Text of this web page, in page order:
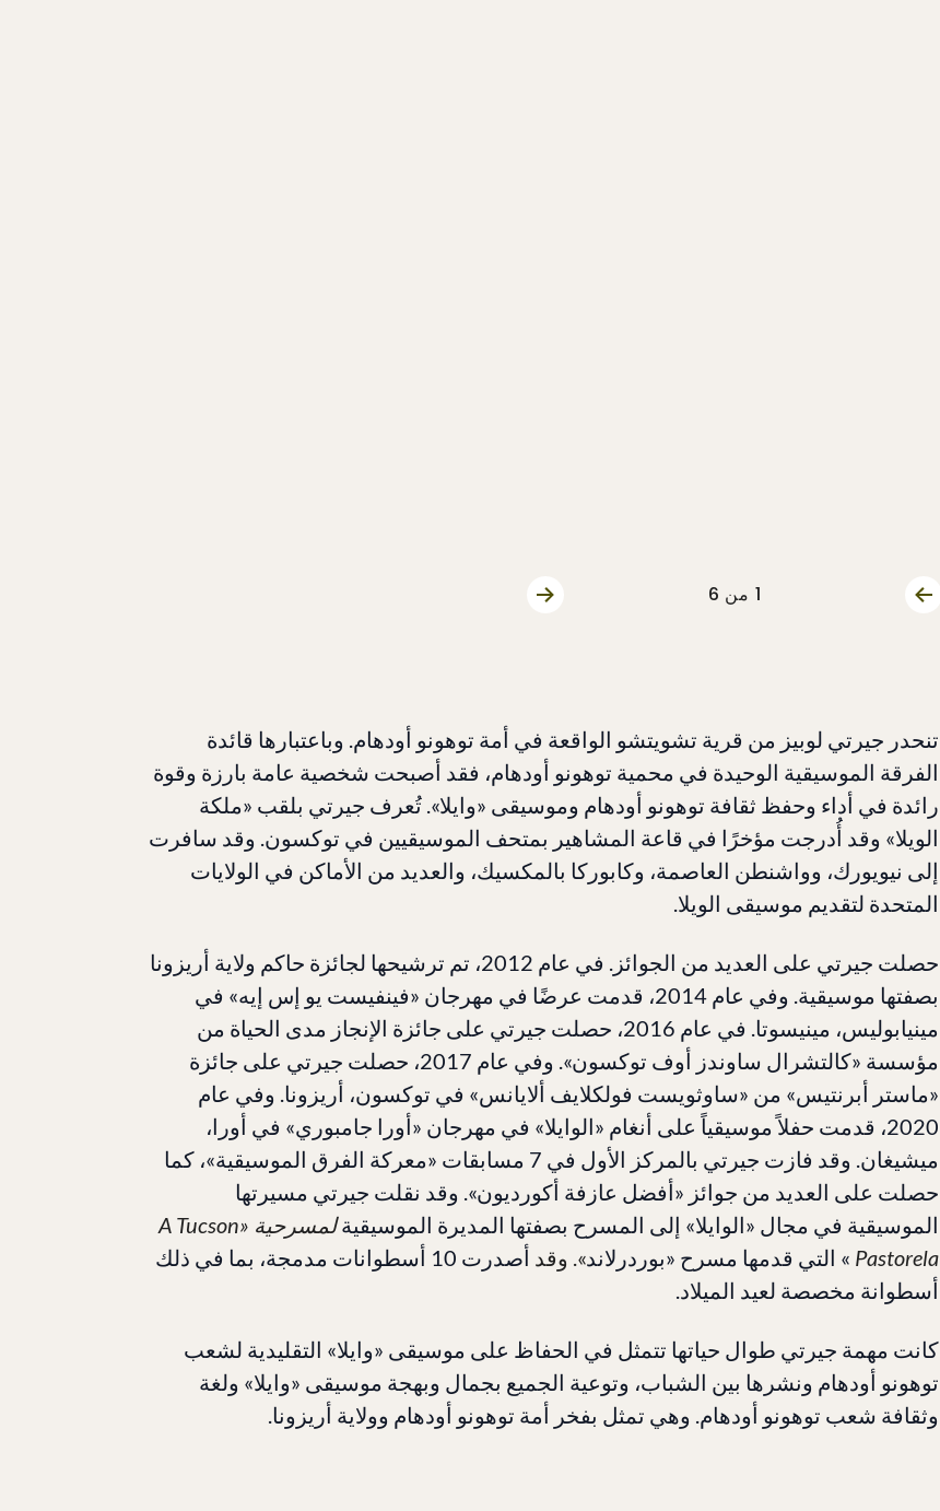
الشريحة السابقة
1 من 6
الشريحة التالية
تنحدر جيرتي لوبيز من قرية تشويتشو الواقعة في أمة توهونو أودهام. وباعتبارها قائدة
الفرقة الموسيقية الوحيدة في محمية توهونو أودهام، فقد أصبحت شخصية عامة بارزة وقوة
رائدة في أداء وحفظ ثقافة توهونو أودهام وموسيقى «وايلا». تُعرف جيرتي بلقب «ملكة
الويلا» وقد أُدرجت مؤخرًا في قاعة المشاهير بمتحف الموسيقيين في توكسون. وقد سافرت
إلى نيويورك، وواشنطن العاصمة، وكابوركا بالمكسيك، والعديد من الأماكن في الولايات
المتحدة لتقديم موسيقى الويلا.
حصلت جيرتي على العديد من الجوائز. في عام 2012، تم ترشيحها لجائزة حاكم ولاية أريزونا
بصفتها موسيقية. وفي عام 2014، قدمت عرضًا في مهرجان «فينفيست يو إس إيه» في
مينيابوليس، مينيسوتا. في عام 2016، حصلت جيرتي على جائزة الإنجاز مدى الحياة من
مؤسسة «كالتشرال ساوندز أوف توكسون». وفي عام 2017، حصلت جيرتي على جائزة
«ماستر أبرنتيس» من «ساوثويست فولكلايف ألايانس» في توكسون، أريزونا. وفي عام
2020، قدمت حفلاً موسيقياً على أنغام «الوايلا» في مهرجان «أورا جامبوري» في أورا،
ميشيغان. وقد فازت جيرتي بالمركز الأول في 7 مسابقات «معركة الفرق الموسيقية»، كما
حصلت على العديد من جوائز «أفضل عازفة أكورديون». وقد نقلت جيرتي مسيرتها
الموسيقية في مجال «الوايلا» إلى المسرح بصفتها المديرة الموسيقية
لمسرحية «A Tucson
Pastorela » التي قدمها مسرح «بوردرلاند». وقد
أصدرت 10 أسطوانات مدمجة، بما في ذلك
أسطوانة مخصصة لعيد الميلاد.
كانت مهمة جيرتي طوال حياتها تتمثل في الحفاظ على موسيقى «وايلا» التقليدية لشعب
توهونو أودهام ونشرها بين الشباب، وتوعية الجميع بجمال وبهجة موسيقى «وايلا» ولغة
وثقافة شعب توهونو أودهام. وهي تمثل بفخر أمة توهونو أودهام وولاية أريزونا.